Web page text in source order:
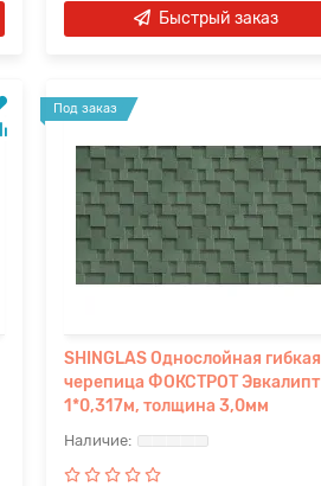
Быстрый заказ
Под заказ
SHINGLAS Однослойная гибкая
черепица ФОКСТРОТ Эвкалипт
1*0,317м, толщина 3,0мм